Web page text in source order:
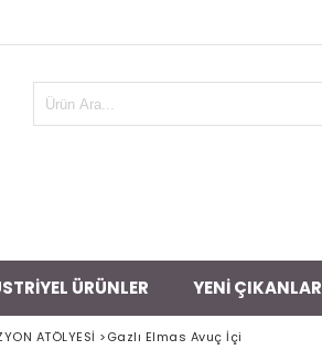
ÜRÜNLER YENİ ÇIKANLAR
ATÖLYESİ >Gazlı Elmas Avuç İçi